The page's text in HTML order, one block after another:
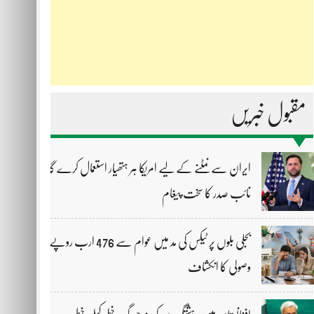
مقبول خبریں
ایران سے نمٹنے کے لیے امریکا ہر ہتھیار استعمال کرے گا،
نائب صدر کا سخت پیغام
بجلی بلوں پر ٹیکس کی مد میں عوام سے 476 ارب روپے
وصولی کا انکشاف